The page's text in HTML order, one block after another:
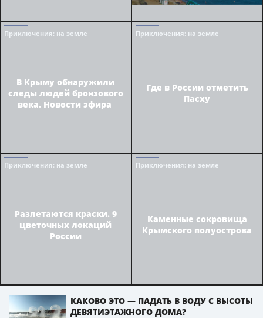
Приключения: на земле
В Крыму обнаружили
следы людей бронзового
века. Новости эфира
Приключения: на земле
Где в России отметить
Пасху
Приключения: на земле
Разлетаются краски. 9
цветочных локаций
России
Приключения: на земле
Каменные сокровища
Крымского полуострова
КАКОВО ЭТО — ПАДАТЬ В ВОДУ С ВЫСОТЫ
ДЕВЯТИЭТАЖНОГО ДОМА?